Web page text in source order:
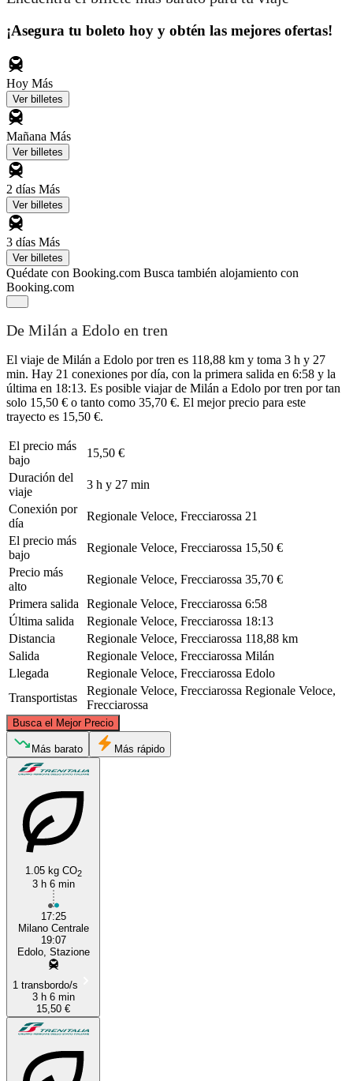
¡Asegura tu boleto hoy y obtén las mejores ofertas!
Hoy Más
Ver billetes
Mañana Más
Ver billetes
2 días Más
Ver billetes
3 días Más
Ver billetes
Quédate con Booking.com Busca también alojamiento con
Booking.com
De Milán a Edolo en tren
El viaje de Milán a Edolo por tren es 118,88 km y toma 3 h y 27
min. Hay 21 conexiones por día, con la primera salida en 6:58 y la
última en 18:13. Es posible viajar de Milán a Edolo por tren por tan
solo 15,50 € o tanto como 35,70 €. El mejor precio para este
trayecto es 15,50 €.
El precio más
bajo
15,50 €
Duración del
viaje
3 h y 27 min
Conexión por
día
Regionale Veloce, Frecciarossa 21
El precio más
bajo
Regionale Veloce, Frecciarossa 15,50 €
Precio más
alto
Regionale Veloce, Frecciarossa 35,70 €
Primera salida
Regionale Veloce, Frecciarossa 6:58
Última salida
Regionale Veloce, Frecciarossa 18:13
Distancia
Regionale Veloce, Frecciarossa 118,88 km
Salida
Regionale Veloce, Frecciarossa Milán
Llegada
Regionale Veloce, Frecciarossa Edolo
Transportistas
Regionale Veloce, Frecciarossa Regionale Veloce,
Frecciarossa
Busca el Mejor Precio
Más barato Más rápido
1.05 kg CO2
3 h 6 min
17:25
Milano Centrale
19:07
Edolo, Stazione
1 transbordo/s
3 h 6 min
15,50 €